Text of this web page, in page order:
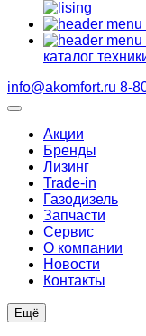
каталог
info@akomfort.ru 8-
Акции
Бренды
Лизинг
Trade-in
Газодизель
Запчасти
Сервис
О компании
Новости
Контакты
Ещё